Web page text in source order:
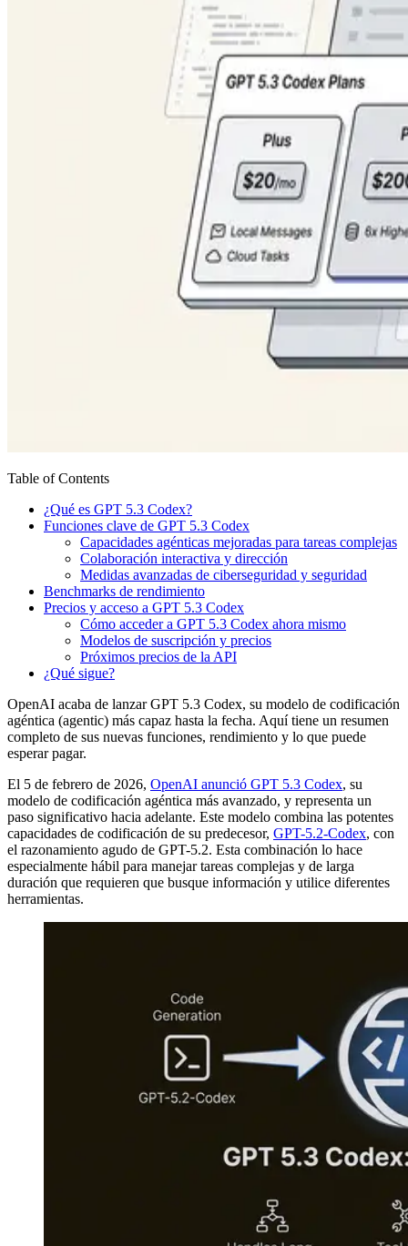
Table of Contents
¿Qué es GPT 5.3 Codex?
Funciones clave de GPT 5.3 Codex
Capacidades agénticas mejoradas para tareas complejas
Colaboración interactiva y dirección
Medidas avanzadas de ciberseguridad y seguridad
Benchmarks de rendimiento
Precios y acceso a GPT 5.3 Codex
Cómo acceder a GPT 5.3 Codex ahora mismo
Modelos de suscripción y precios
Próximos precios de la API
¿Qué sigue?
OpenAI acaba de lanzar GPT 5.3 Codex, su modelo de codificación
agéntica (agentic) más capaz hasta la fecha. Aquí tiene un resumen
completo de sus nuevas funciones, rendimiento y lo que puede
esperar pagar.
El 5 de febrero de 2026, OpenAI anunció GPT 5.3 Codex, su
modelo de codificación agéntica más avanzado, y representa un
paso significativo hacia adelante. Este modelo combina las potentes
capacidades de codificación de su predecesor, GPT-5.2-Codex, con
el razonamiento agudo de GPT-5.2. Esta combinación lo hace
especialmente hábil para manejar tareas complejas y de larga
duración que requieren que busque información y utilice diferentes
herramientas.